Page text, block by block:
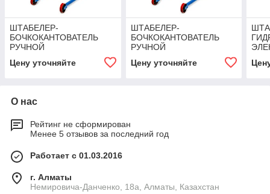
ШТАБЕЛЕР-
БОЧКОКАНТОВАТЕЛЬ
РУЧНОЙ
ГИДРАВЛИЧЕСКИЙ TOR
500 КГ 2300 ММ WDS500-
Цену уточняйте
ШТАБЕЛЕР-
БОЧКОКАНТОВАТЕЛЬ
РУЧНОЙ
ГИДРАВЛИЧЕСКИЙ TOR
500 КГ 2800 ММ WDS500-
Цену уточняйте
О нас
Рейтинг не сформирован
Менее 5 отзывов за последний год
Работает с 01.03.2016
г. Алматы
Немировича-Данченко, 18а, Алматы, Казахстан